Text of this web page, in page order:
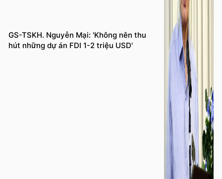
GS-TSKH. Nguyễn Mại: 'Không nên thu
hút những dự án FDI 1-2 triệu USD'